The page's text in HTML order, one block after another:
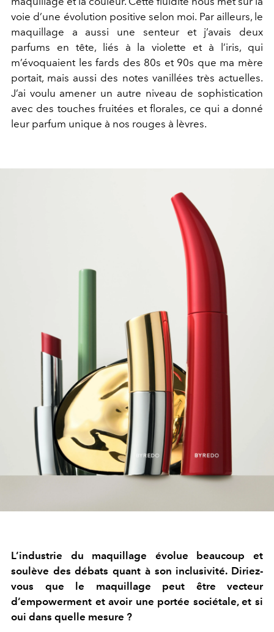
voie d’une évolution positive selon moi. Par ailleurs, le
maquillage a aussi une senteur et j’avais deux
parfums en tête, liés à la violette et à l’iris, qui
m’évoquaient les fards des 80s et 90s que ma mère
portait, mais aussi des notes vanillées très actuelles.
J’ai voulu amener un autre niveau de sophistication
avec des touches fruitées et florales, ce qui a donné
leur parfum unique à nos rouges à lèvres.
L’industrie du maquillage évolue beaucoup et
soulève des débats quant à son inclusivité. Diriez-
vous que le maquillage peut être vecteur
d’empowerment et avoir une portée sociétale, et si
oui dans quelle mesure ?